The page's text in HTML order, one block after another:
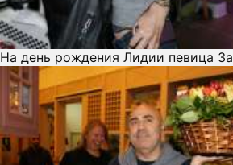
На день рождения Лидии певица